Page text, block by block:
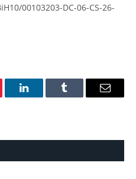
00103203-DC-06-CS-26-
LinkedInTumblr Email